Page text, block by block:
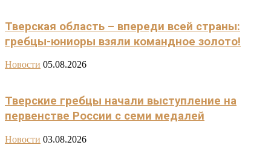
Тверская область – впереди всей страны:
гребцы-юниоры взяли командное золото!
Новости 05.08.2026
Тверские гребцы начали выступление на
первенстве России с семи медалей
Новости 03.08.2026